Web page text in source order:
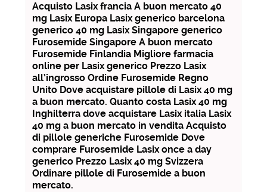
Acquisto Lasix francia A buon mercato 40
mg Lasix Europa Lasix generico barcelona
generico 40 mg Lasix Singapore generico
Furosemide Singapore A buon mercato
Furosemide Finlandia Migliore farmacia
online per Lasix generico Prezzo Lasix
all’ingrosso Ordine Furosemide Regno
Unito Dove acquistare pillole di Lasix 40 mg
a buon mercato. Quanto costa Lasix 40 mg
Inghilterra dove acquistare Lasix italia Lasix
40 mg a buon mercato in vendita Acquisto
di pillole generiche Furosemide Dove
comprare Furosemide Lasix once a day
generico Prezzo Lasix 40 mg Svizzera
Ordinare pillole di Furosemide a buon
mercato.